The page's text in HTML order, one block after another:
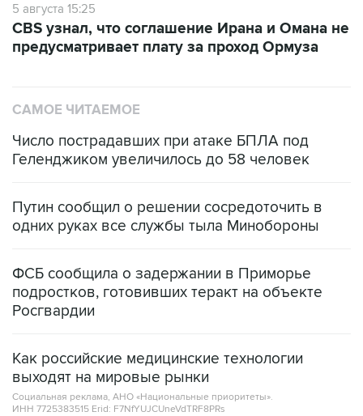
5 августа 15:25
CBS узнал, что соглашение Ирана и Омана не
предусматривает плату за проход Ормуза
САМОЕ ЧИТАЕМОЕ
Число пострадавших при атаке БПЛА под
Геленджиком увеличилось до 58 человек
Путин сообщил о решении сосредоточить в
одних руках все службы тыла Минобороны
ФСБ сообщила о задержании в Приморье
подростков, готовивших теракт на объекте
Росгвардии
Как российские медицинские технологии
выходят на мировые рынки
Социальная реклама, АНО «Национальные приоритеты».
ИНН 7725383515 Erid: F7NfYUJCUneVdTRF8PRs